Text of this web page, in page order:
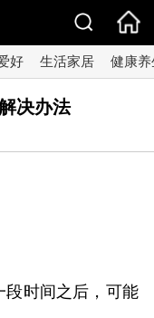
好 生活家居 健康养
决办法
段时间之后，可能